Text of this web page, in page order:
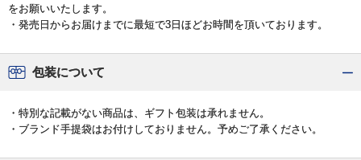
をお願いいたします。
・発売日からお届けまでに最短で3日ほどお時間を頂いております。
包装について
・特別な記載がない商品は、ギフト包装は承れません。
・ブランド手提袋はお付けしておりません。予めご了承ください。